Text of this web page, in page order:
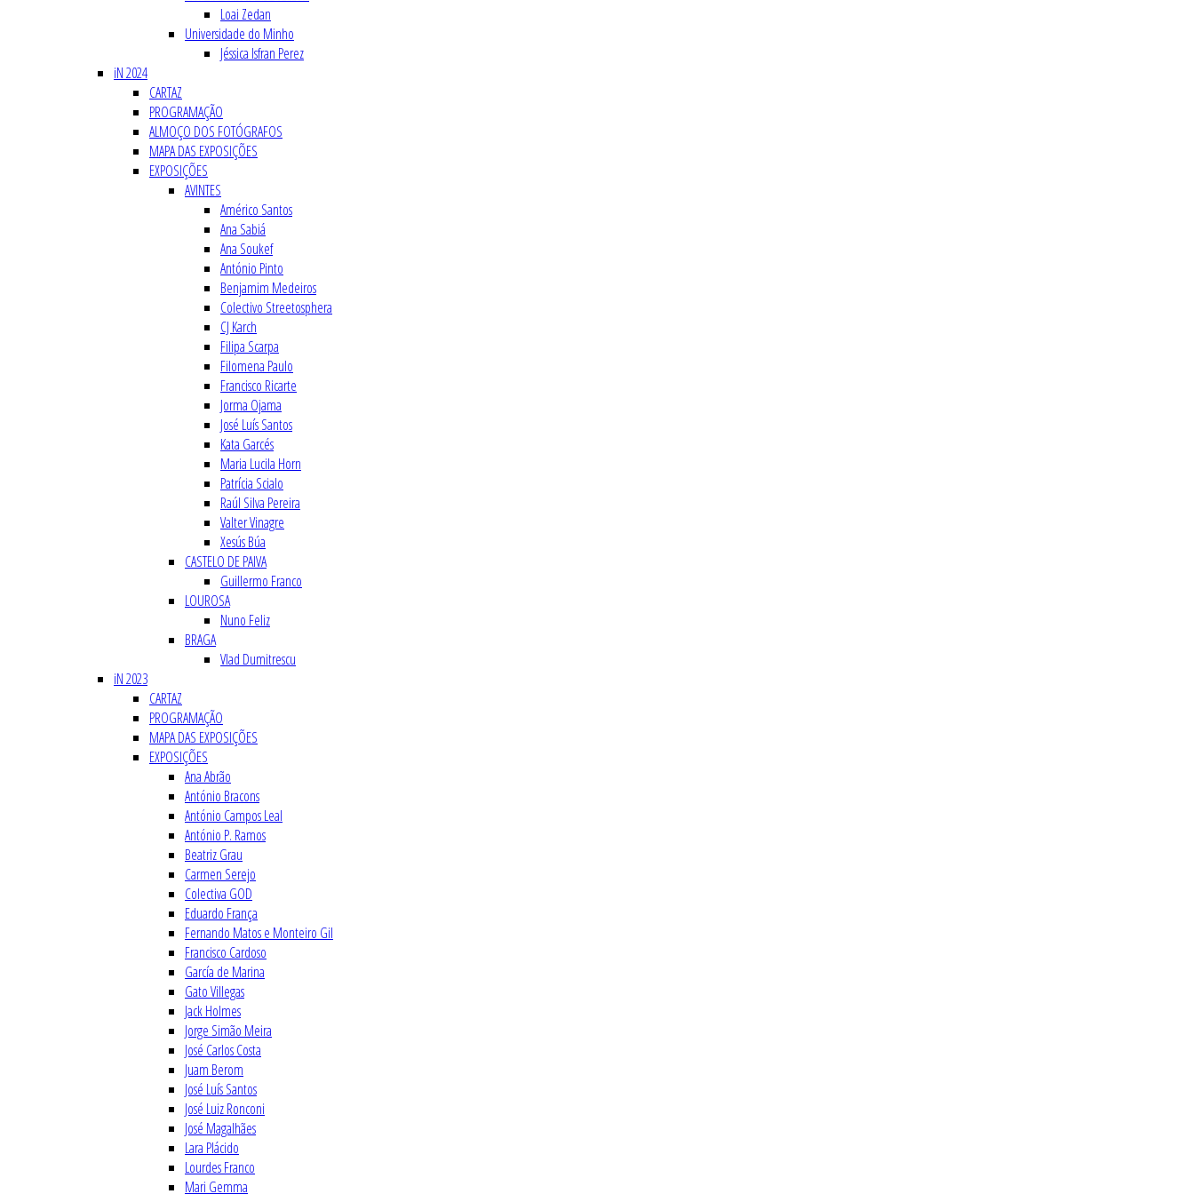
Loai Zedan
Universidade do Minho
Jéssica Isfran Perez
iN 2024
CARTAZ
PROGRAMAÇÃO
ALMOÇO DOS FOTÓGRAFOS
MAPA DAS EXPOSIÇÕES
EXPOSIÇÕES
AVINTES
Américo Santos
Ana Sabiá
Ana Soukef
António Pinto
Benjamim Medeiros
Colectivo Streetosphera
CJ Karch
Filipa Scarpa
Filomena Paulo
Francisco Ricarte
Jorma Ojama
José Luís Santos
Kata Garcés
Maria Lucila Horn
Patrícia Scialo
Raúl Silva Pereira
Valter Vinagre
Xesús Búa
CASTELO DE PAIVA
Guillermo Franco
LOUROSA
Nuno Feliz
BRAGA
Vlad Dumitrescu
iN 2023
CARTAZ
PROGRAMAÇÃO
MAPA DAS EXPOSIÇÕES
EXPOSIÇÕES
Ana Abrão
António Bracons
António Campos Leal
António P. Ramos
Beatriz Grau
Carmen Serejo
Colectiva GOD
Eduardo França
Fernando Matos e Monteiro Gil
Francisco Cardoso
García de Marina
Gato Villegas
Jack Holmes
Jorge Simão Meira
José Carlos Costa
Juam Berom
José Luís Santos
José Luiz Ronconi
José Magalhães
Lara Plácido
Lourdes Franco
Mari Gemma